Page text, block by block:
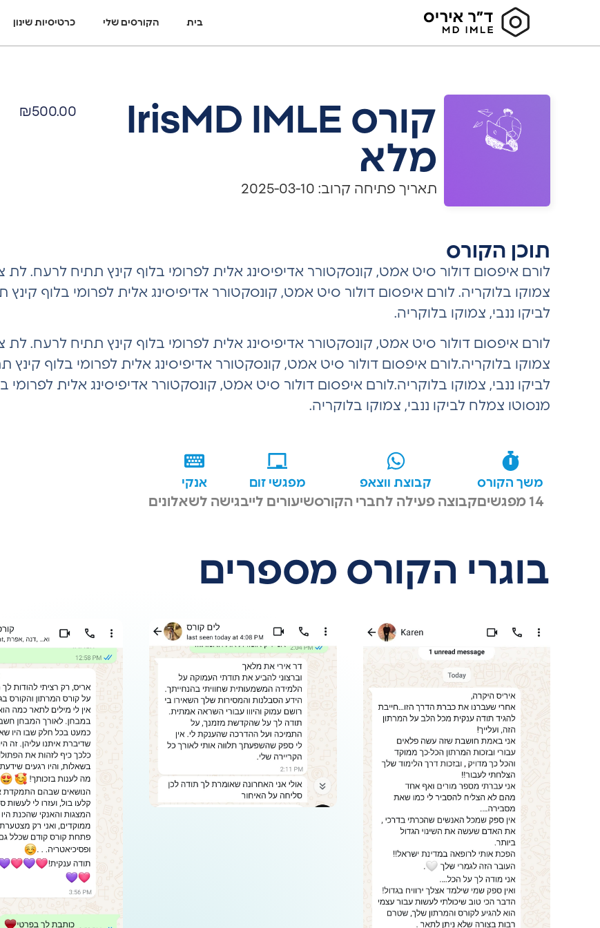
בית הקורסים שלי כרטיסיות שינון
קורס IrisMD IMLE
מלא
תאריך פתיחה קרוב: 2025-03-10
₪500.00
תוכן הקורס
לורם איפסום דולור סיט אמט, קונסקטורר אדיפיסינג אלית לפרומי בלוף קינץ תתיח לרעח.
צמוקו בלוקריה. לורם איפסום דולור סיט אמט, קונסקטורר אדיפיסינג אלית לפרומי בלוף
לביקו ננבי, צמוקו בלוקריה.
לורם איפסום דולור סיט אמט, קונסקטורר אדיפיסינג אלית לפרומי בלוף קינץ תתיח לרעח.
צמוקו בלוקריה.לורם איפסום דולור סיט אמט, קונסקטורר אדיפיסינג אלית לפרומי בלוף
לביקו ננבי, צמוקו בלוקריה.לורם איפסום דולור סיט אמט, קונסקטורר אדיפיסינג אלית
מנסוטו צמלח לביקו ננבי, צמוקו בלוקריה.
משך הקורס
14 מפגשים
קבוצת ווצאפ
קבוצה פעילה לחברי הקורס
מפגשי זום
שיעורים לייב
אנקי
גישה לשאלונים
בוגרי הקורס מספרים